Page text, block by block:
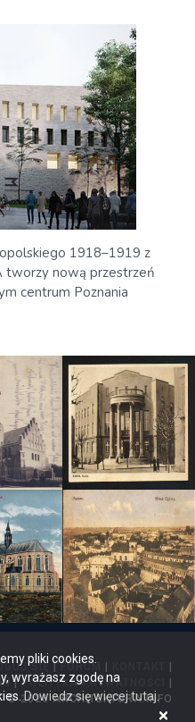
1918–1919 z
tworzy nową przestrzeń
centrum Poznania
SIĘ |FORUM
|POLITYKA PRYWATNOŚCI
© 2026 ARCHITEKTURA.INFO
pliki cookies.
wyrażasz zgodę na
Dowiedz się więcej tutaj.
×